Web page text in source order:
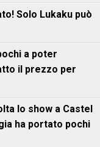
Solo Lukaku può
a poter
il prezzo per
lo show a Castel
ha portato pochi